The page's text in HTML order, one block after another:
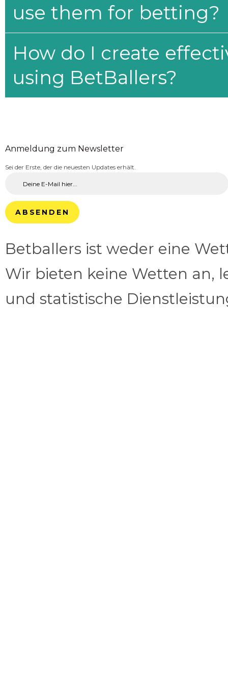
use them for betting?
How do I create
using BetBallers?
Anmeldung zum Newsletter
Sei der Erste, der die neuesten Updates erhält.
ABSENDEN
Betballers ist weder eine
Wir bieten keine Wetten an,
und statistische